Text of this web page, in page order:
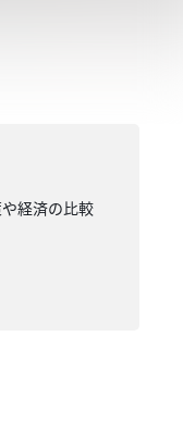
経済の比較